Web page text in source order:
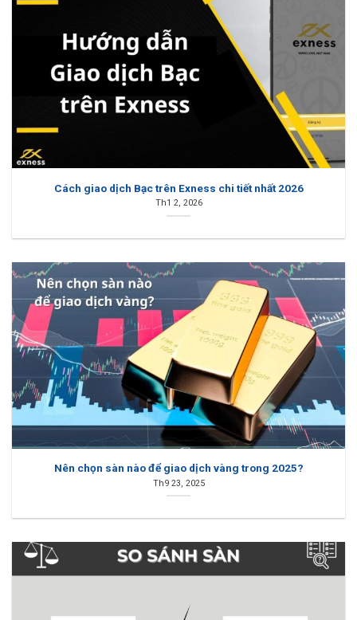
Cách giao dịch Bạc trên Exness chi tiết nhất 2026
Th1 2, 2026
Nên chọn sàn nào để giao dịch vàng trong 2025?
Th9 23, 2025